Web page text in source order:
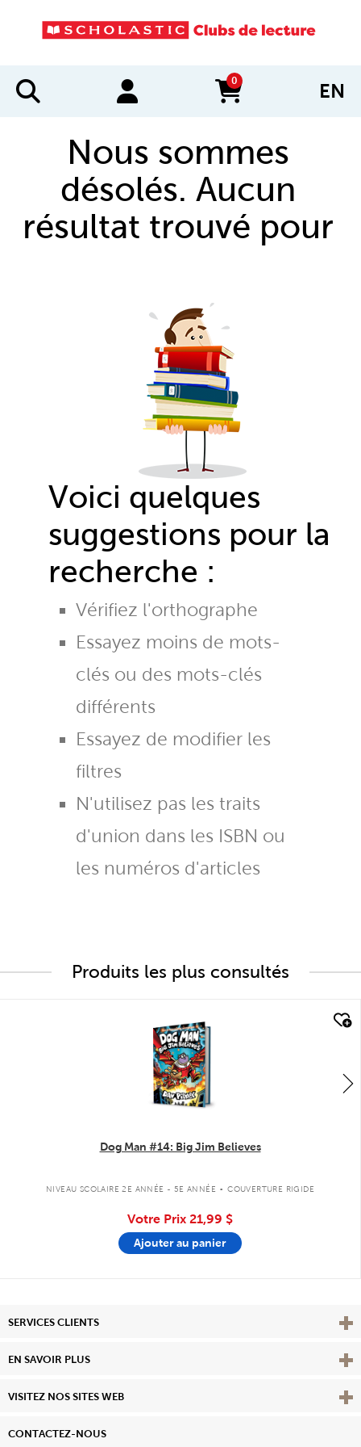
0
items in cart EN
Nous sommes
désolés. Aucun
résultat trouvé pour
Voici quelques
suggestions pour la
recherche :
Vérifiez l'orthographe
Essayez moins de mots-
clés ou des mots-clés
différents
Essayez de modifier les
filtres
N'utilisez pas les traits
d'union dans les ISBN ou
les numéros d'articles
Produits les plus consultés
Dog Man #14: Big Jim Believes
NIVEAU SCOLAIRE 2E ANNÉE - 5E ANNÉE . COUVERTURE RIGIDE
Votre Prix 21,99 $
Ajouter au panier
SERVICES CLIENTS
EN SAVOIR PLUS View
VISITEZ NOS SITES WEB
CONTACTEZ-NOUS